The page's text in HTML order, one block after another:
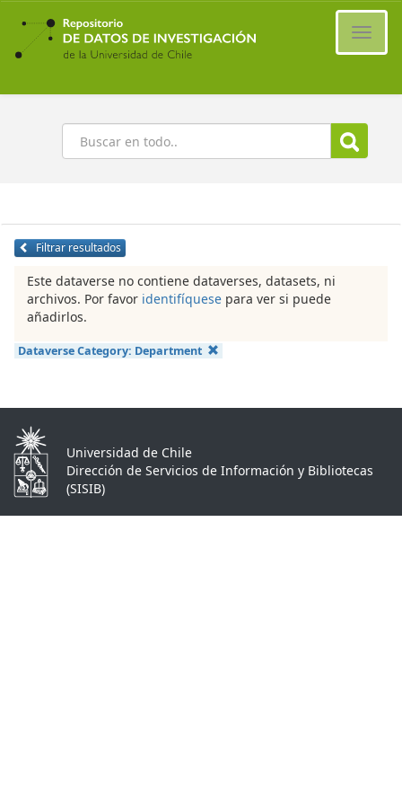
Ir
contenido
principal
Buscar
Filtrar resultados
Este dataverse no contiene dataverses, datasets, ni
archivos. Por favor identifíquese para ver si puede
añadirlos.
Dataverse Category: Department
Universidad de Chile
Dirección de Servicios de Información y Bibliotecas
(SISIB)